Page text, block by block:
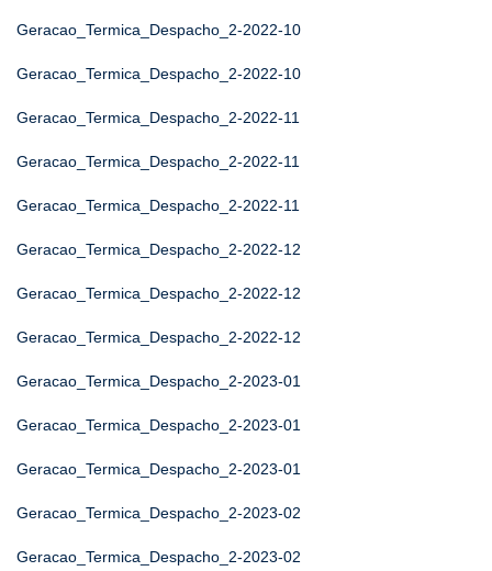
Geracao_Termica_Despacho_2-2022-10
Geracao_Termica_Despacho_2-2022-10
Geracao_Termica_Despacho_2-2022-11
Geracao_Termica_Despacho_2-2022-11
Geracao_Termica_Despacho_2-2022-11
Geracao_Termica_Despacho_2-2022-12
Geracao_Termica_Despacho_2-2022-12
Geracao_Termica_Despacho_2-2022-12
Geracao_Termica_Despacho_2-2023-01
Geracao_Termica_Despacho_2-2023-01
Geracao_Termica_Despacho_2-2023-01
Geracao_Termica_Despacho_2-2023-02
Geracao_Termica_Despacho_2-2023-02